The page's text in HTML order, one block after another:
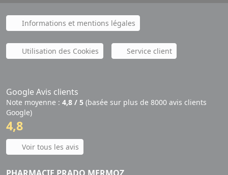
Informations et mentions légales
Utilisation des Cookies Service client
Google Avis clients
Note moyenne : 4,8 / 5 (basée sur plus de 8000 avis clients
Google)
4,8
Voir tous les avis